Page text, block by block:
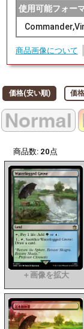
使用可能フォー
商品画像について
価格(安い順) 価
商品数: 20 点